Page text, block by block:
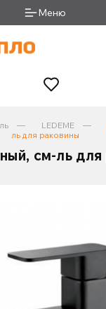
Меню
LEDEME
ль для раковины
см-ль